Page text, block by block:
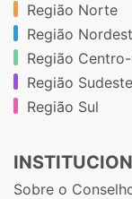
Região Norte
Região
Região
Região Sudeste
Região Sul
Sobre o